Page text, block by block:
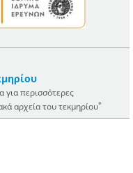
για περισσότερες
αρχεία του τεκμηρίου*